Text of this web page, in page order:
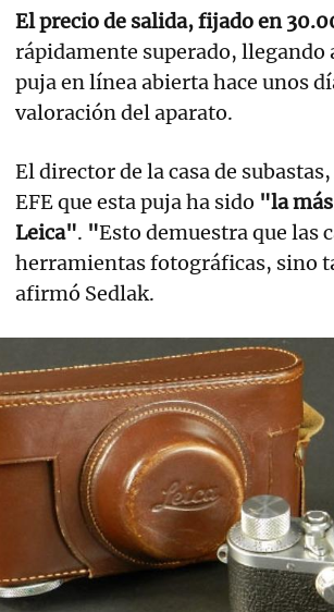
El precio de salida, fijado en
rápidamente superado, llegando
puja en línea abierta hace unos
valoración del aparato.
El director de la casa de
EFE que esta puja ha sido "la
Leica". "Esto demuestra que las
herramientas fotográficas, sino
afirmó Sedlak.